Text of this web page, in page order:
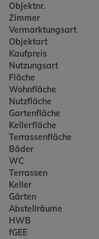
Objektnr.
Zimmer
Vermarktungsart
Objektart
Kaufpreis
Nutzungsart
Fläche
Wohnfläche
Nutzfläche
Gartenfläche
Kellerfläche
Terrassenfläche
Bäder
WC
Terrassen
Keller
Gärten
Abstellräume
HWB
fGEE